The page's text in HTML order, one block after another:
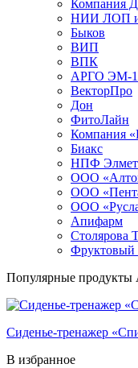
Компания
НИИ ЛОП
Быков
ВИП
ВПК
АРГО ЭМ-1
ВекторПро
Дон
ФитоЛайн
Компания
Биакс
НПФ
ООО
ООО
ООО
Апифарм
Столярова
Фруктовый
Популярные
Cиденье-тренажер
В избранное